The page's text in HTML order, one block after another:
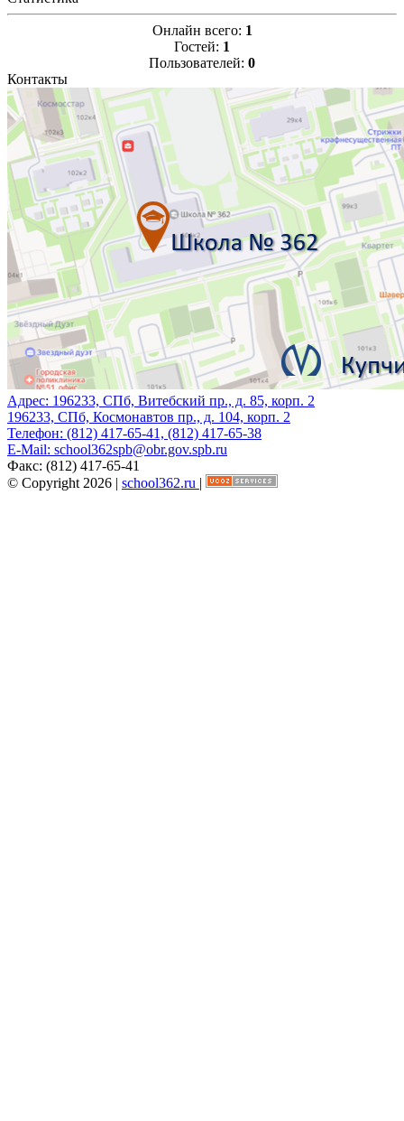
Онлайн всего: 1
Гостей: 1
Пользователей: 0
Контакты
Адрес: 196233, СПб, Витебский пр., д. 85, корп. 2
196233, СПб, Космонавтов пр., д. 104, корп. 2
Телефон: (812) 417-65-41, (812) 417-65-38
E-Mail: school362spb@obr.gov.spb.ru
Факс: (812) 417-65-41
© Copyright 2026 | school362.ru |